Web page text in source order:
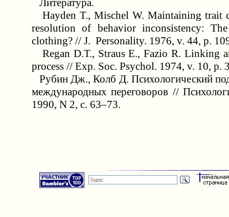
Литература.
Hayden T., Mischel W. Maintaining trait
resolution of behavior inconsistency:
clothing? // J. Personality. 1976, v. 44, p.
Regan D.T., Straus E., Fazio R. Linking
process // Exp. Soc. Psychol. 1974, v. 10, p.
Рубин Дж., Колб Д. Психологический
международных переговоров //
1990, N 2, с. 63–73.